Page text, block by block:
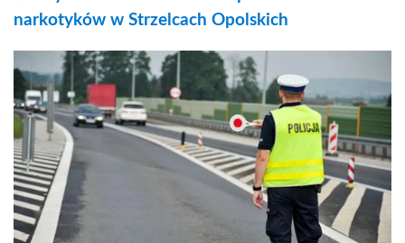
narkotyków w Strzelcach Opolskich